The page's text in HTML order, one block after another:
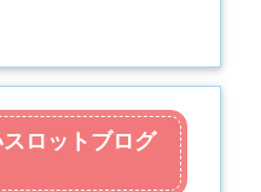
ロットブログ